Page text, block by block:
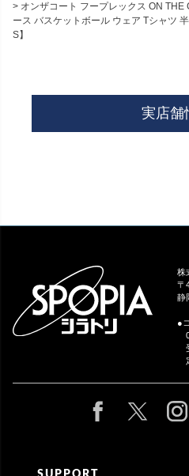
オンザコート フープレックス ON THE
ース バスケットボール ウェア Tシャツ
S】
実店舗
株
〒
静
●